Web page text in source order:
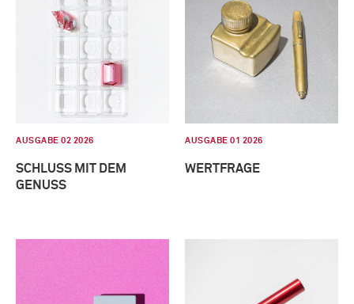
AUSGABE 02 2026
SCHLUSS MIT DEM
GENUSS
AUSGABE 01 2026
WERTFRAGE